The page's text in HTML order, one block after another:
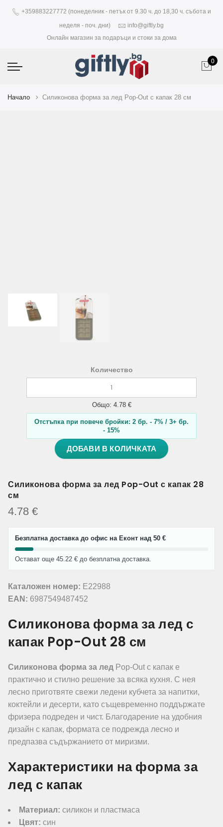
+359883227772 (понеделник - петък от 9.30 ч. до 18,30 ч. събота и
неделя - поч. дни)
info@giftly.bg
Онлайн магазин за подаръци и стоки за дома
0
Начало Силиконова форма за лед Pop-Out с капак 28 см
Количество
Общо: 4.78 €
Отстъпка при повече бройки: 2 бр. - 7% / 3+ бр.
- 15%
ДОБАВИ В КОЛИЧКАТА
Силиконова форма за лед Pop-Out с капак 28
см
4.78 €
Безплатна доставка до офис на Еконт над 50 €
Остават още 45.22 € до безплатна доставка.
Каталожен номер: E22988
EAN: 6987549487452
Силиконова форма за лед с
капак Pop-Out 28 см
Силиконова форма за лед Pop-Out с капак е
практично и стилно решение за всяка кухня. С нея
лесно приготвяте свежи ледени кубчета за напитки,
коктейли и десерти, като същевременно поддържате
фризера подреден и чист. Благодарение на удобния
дизайн с капак, формата се подрежда лесно и
предпазва съдържанието от миризми.
Характеристики на форма за
лед с капак
Материал: силикон и пластмаса
Цвят: син